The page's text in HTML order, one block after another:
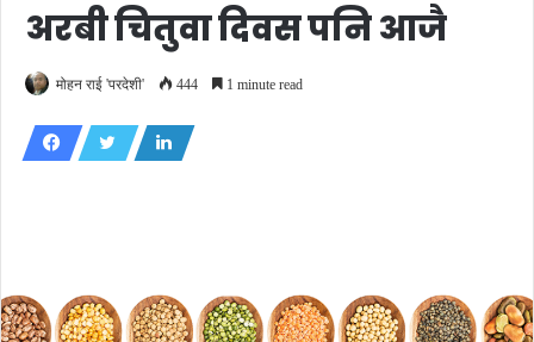
अरबी चितुवा दिवस पनि आजै
मोहन राई 'परदेशी' 444 1 minute read